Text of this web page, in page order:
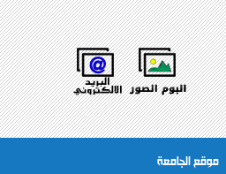
موقع الجامعة